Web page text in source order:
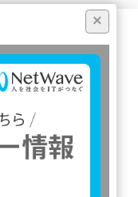
同意する
×